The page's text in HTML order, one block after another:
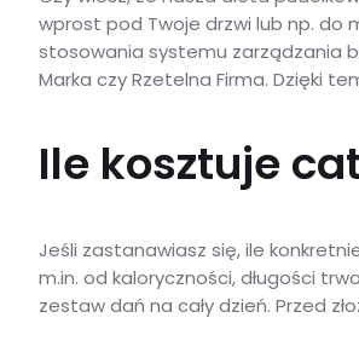
wprost pod Twoje drzwi lub np. do
stosowania systemu zarządzania
Marka czy Rzetelna Firma. Dzięki
Ile kosztuje
Jeśli zastanawiasz się, ile
m.in. od kaloryczności, długości
zestaw dań na cały dzień. Przed